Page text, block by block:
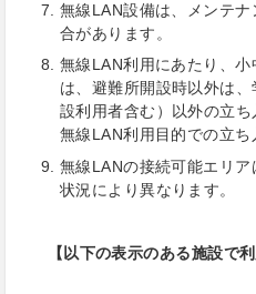
無線LAN設備は、メンテ
合があります。
無線LAN利用にあたり、
は、避難所開設時以外は
設利用者含む）以外の立ち
無線LAN利用目的での立ち
無線LANの接続可能エリ
状況により異なります。
【以下の表示のある施設で